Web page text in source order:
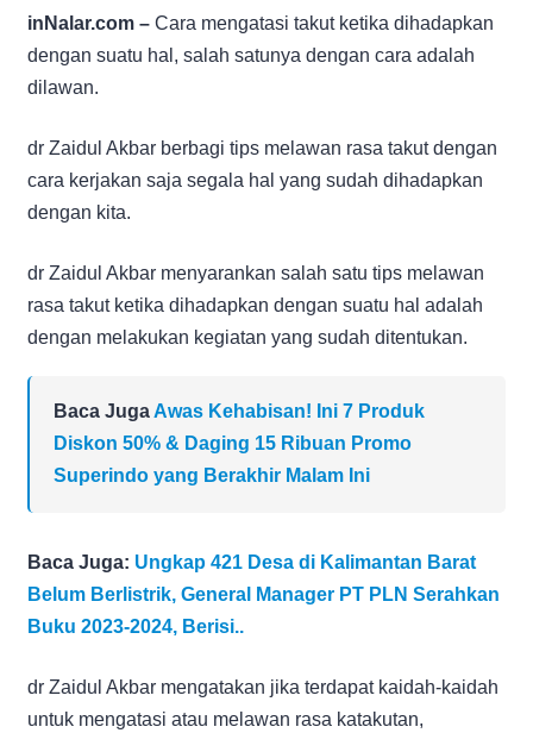
inNalar.com – Cara mengatasi takut ketika dihadapkan
dengan suatu hal, salah satunya dengan cara adalah
dilawan.
dr Zaidul Akbar berbagi tips melawan rasa takut dengan
cara kerjakan saja segala hal yang sudah dihadapkan
dengan kita.
dr Zaidul Akbar menyarankan salah satu tips melawan
rasa takut ketika dihadapkan dengan suatu hal adalah
dengan melakukan kegiatan yang sudah ditentukan.
Baca JugaAwas Kehabisan! Ini 7 Produk
Diskon 50% & Daging 15 Ribuan Promo
Superindo yang Berakhir Malam Ini
Baca Juga: Ungkap 421 Desa di Kalimantan Barat
Belum Berlistrik, General Manager PT PLN Serahkan
Buku 2023-2024, Berisi..
dr Zaidul Akbar mengatakan jika terdapat kaidah-kaidah
untuk mengatasi atau melawan rasa katakutan,